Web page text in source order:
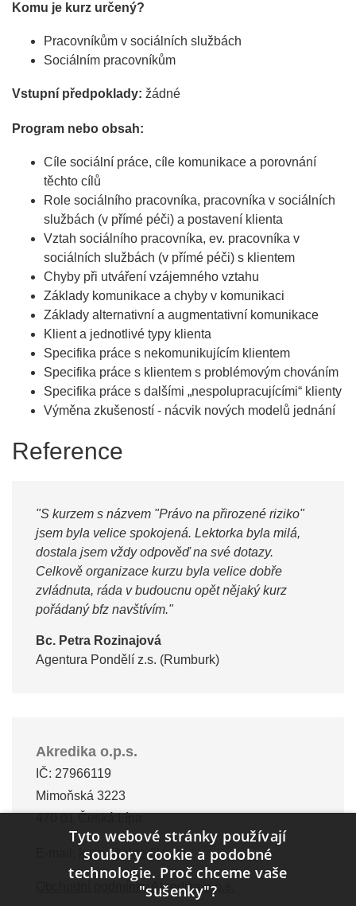
Komu je kurz určený?
Pracovníkům v sociálních službách
Sociálním pracovníkům
Vstupní předpoklady: žádné
Program nebo obsah:
Cíle sociální práce, cíle komunikace a porovnání
těchto cílů
Role sociálního pracovníka, pracovníka v sociálních
službách (v přímé péči) a postavení klienta
Vztah sociálního pracovníka, ev. pracovníka v
sociálních službách (v přímé péči) s klientem
Chyby při utváření vzájemného vztahu
Základy komunikace a chyby v komunikaci
Základy alternativní a augmentativní komunikace
Klient a jednotlivé typy klienta
Specifika práce s nekomunikujícím klientem
Specifika práce s klientem s problémovým chováním
Specifika práce s dalšími „nespolupracujícími“ klienty
Výměna zkušeností - nácvik nových modelů jednání
Reference
"S kurzem s názvem "Právo na přirozené riziko"
jsem byla velice spokojená. Lektorka byla milá,
dostala jsem vždy odpověď na své dotazy.
Celkově organizace kurzu byla velice dobře
zvládnuta, ráda v budoucnu opět nějaký kurz
pořádaný bfz navštívím."
Bc. Petra Rozinajová
Agentura Pondělí z.s. (Rumburk)
Akredika o.p.s.
IČ: 27966119
Mimoňská 3223
kurzy@akredika.cz
Obchodní podmínky Akredika o.p.s.
Tyto webové stránky používají
soubory cookie a podobné
technologie. Proč chceme vaše
"sušenky"?